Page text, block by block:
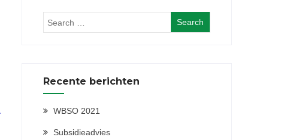
Recente berichten
WBSO 2021
Subsidieadvies